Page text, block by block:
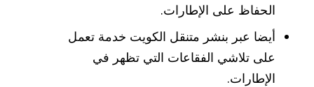
الحفاظ على الإطارات.
أيضا عبر بنشر متنقل الكويت خدمة تعمل
على تلاشي الفقاعات التي تظهر في
الإطارات.